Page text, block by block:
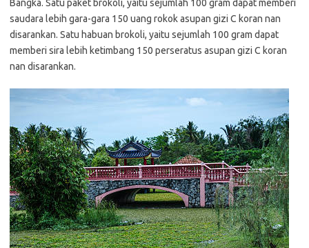
Bangka. Satu paket brokoli, yaitu sejumlah 100 gram dapat memberi
saudara lebih gara-gara 150 uang rokok asupan gizi C koran nan
disarankan. Satu habuan brokoli, yaitu sejumlah 100 gram dapat
memberi sira lebih ketimbang 150 perseratus asupan gizi C koran
nan disarankan.